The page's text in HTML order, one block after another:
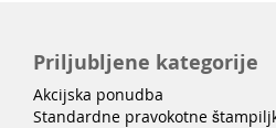
Priljubljene kategorije
Akcijska ponudba
Standardne pravokotne